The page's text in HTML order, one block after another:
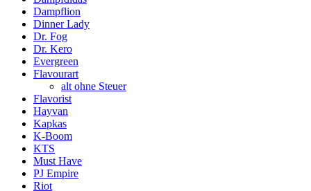
Dampflion
Dinner Lady
Dr. Fog
Dr. Kero
Evergreen
Flavourart
alt ohne Steuer
Flavorist
Hayvan
Kapkas
K-Boom
KTS
Must Have
PJ Empire
Riot